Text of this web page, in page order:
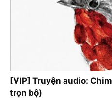
[VIP] Truyện audio:
trọn bộ)